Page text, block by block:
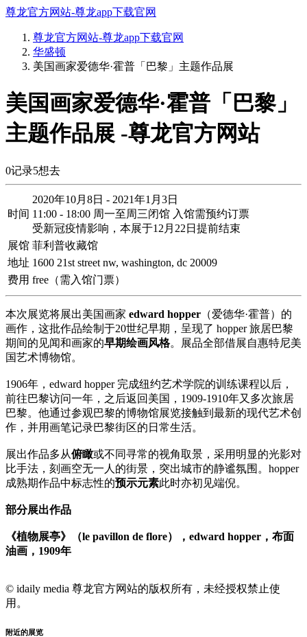
尊龙官方网站-尊龙app下载官网
尊龙官方网站-尊龙app下载官网
华盛顿
美国画家爱德华·霍普「巴黎」主题作品展
美国画家爱德华·霍普「巴黎」
主题作品展 -尊龙官方网站
0记录5想去
时间
2020年10月8日 - 2021年1月3日
11:00 - 18:00 周一至周三闭馆 入馆需预约订票
受新冠疫情影响，本展于12月22日提前结束
展馆 菲利普收藏馆
地址 1600 21st street nw, washington, dc 20009
费用 free（需入馆门票）
本次展览将展出美国画家 edward hopper （爱德华·霍普）的
画作，这批作品绘制于20世纪早期，呈现了 hopper 旅居巴黎
期间的见闻和画家的早期绘画风格。展品全部借展自惠特尼美
国艺术博物馆。
1906年，edward hopper 完成纽约艺术学院的训练课程以后，
前往巴黎访问一年，之后返回美国，1909-1910年又多次旅居
巴黎。他通过参观巴黎的博物馆展览接触到最新的现代艺术创
作，并用画笔记录巴黎街区的日常生活。
展出作品多从俯瞰或不同寻常的视角取景，采用明显的光影对
比手法，刻画空无一人的街景，突出城市的静谧氛围。hopper
成熟期作品中标志性的预示元素此时亦初见端倪。
部分展出作品
《植物展亭》（le pavillon de flore），edward hopper，布面
油画，1909年
© idaily media 尊龙官方网站的版权所有，未经授权禁止使
用。
附近的展览